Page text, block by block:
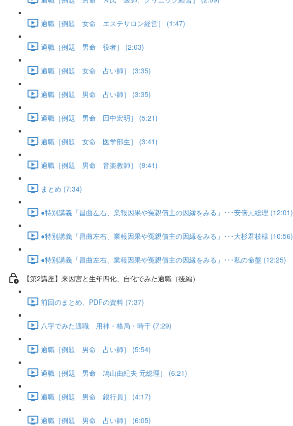
適職［例題 女命 エステサロン経営］ (1:47)
適職［例題 男命 役者］ (2:03)
適職［例題 女命 占い師］ (3:35)
適職［例題 男命 占い師］ (3:35)
適職［例題 男命 田中宏明］ (5:21)
適職［例題 女命 医学部生］ (3:41)
適職［例題 男命 音楽教師］ (9:41)
まとめ (7:34)
●特別講義「昌曲左右、業報因果や冤親債主の因縁をみる」･･･安倍元総理 (12:01)
●特別講義「昌曲左右、業報因果や冤親債主の因縁をみる」･･･大杉君枝様 (10:56)
●特別講義「昌曲左右、業報因果や冤親債主の因縁をみる」･･･私の命盤 (12:25)
【第2講座】来因宮と生年四化、自化でみた適職（後編）
前回のまとめ、PDFの資料 (7:37)
八字でみた適職 用神・格局・時干 (7:29)
適職［例題 男命 占い師］ (5:54)
適職［例題 男命 鳩山由紀夫 元総理］ (6:21)
適職［例題 男命 銀行員］ (4:17)
適職［例題 男命 占い師］ (6:05)